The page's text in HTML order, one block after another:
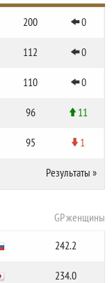
200 0
112 0
110 0
96 11
95 1
Результаты »
GP женщины
242.2
234.0